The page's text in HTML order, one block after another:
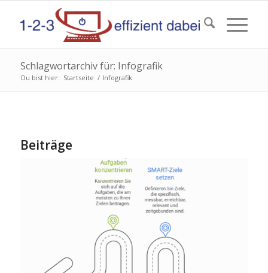
Schlagwortarchiv für: Infografik
Du bist hier: Startseite / Infografik
Beiträge